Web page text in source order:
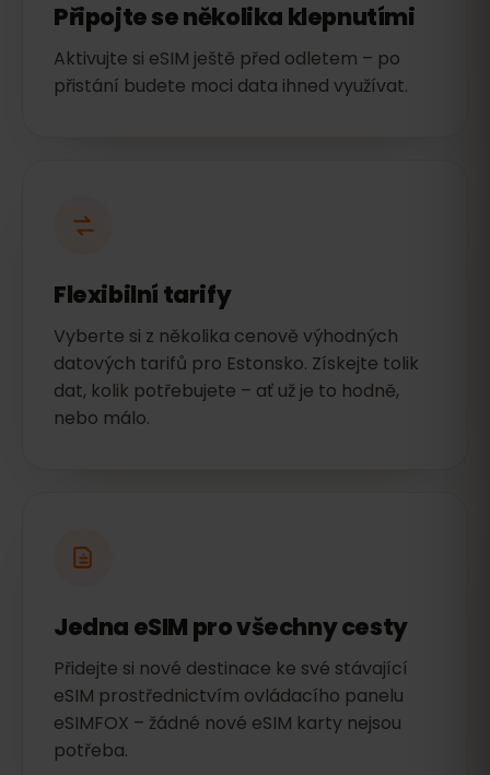
Připojte se několika klepnutími
Aktivujte si eSIM ještě před odletem – po
přistání budete moci data ihned využívat.
Flexibilní tarify
Vyberte si z několika cenově výhodných
datových tarifů pro Estonsko. Získejte tolik
dat, kolik potřebujete – ať už je to hodně,
nebo málo.
Jedna eSIM pro všechny cesty
Přidejte si nové destinace ke své stávající
eSIM prostřednictvím ovládacího panelu
eSIMFOX – žádné nové eSIM karty nejsou
potřeba.